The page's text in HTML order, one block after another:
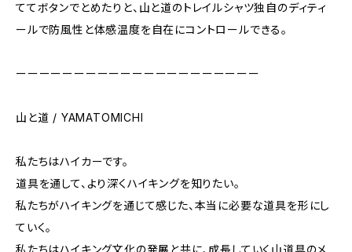
ててボタンでとめたりと、山と道のトレイルシャツ独自のディティ
ールで防風性と体感温度を自在にコントロールできる。
ーーーーーーーーーーーーーーーーーーーーー
山と道 / YAMATOMICHI
私たちはハイカーです。
道具を通して、より深くハイキングを知りたい。
私たちがハイキングを通じて感じた、本当に必要な道具を形にし
ていく。
私たちはハイキング文化の発展と共に、成長していく山道具のメ